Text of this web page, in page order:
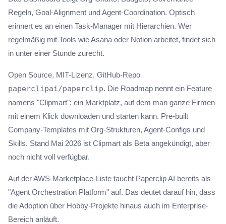
Regeln, Goal-Alignment und Agent-Coordination. Optisch
erinnert es an einen Task-Manager mit Hierarchien. Wer
regelmäßig mit Tools wie Asana oder Notion arbeitet, findet sich
in unter einer Stunde zurecht.
Open Source, MIT-Lizenz, GitHub-Repo
paperclipai/paperclip. Die Roadmap nennt ein Feature
namens "Clipmart": ein Marktplatz, auf dem man ganze Firmen
mit einem Klick downloaden und starten kann. Pre-built
Company-Templates mit Org-Strukturen, Agent-Configs und
Skills. Stand Mai 2026 ist Clipmart als Beta angekündigt, aber
noch nicht voll verfügbar.
Auf der AWS-Marketplace-Liste taucht Paperclip AI bereits als
"Agent Orchestration Platform" auf. Das deutet darauf hin, dass
die Adoption über Hobby-Projekte hinaus auch im Enterprise-
Bereich anläuft.